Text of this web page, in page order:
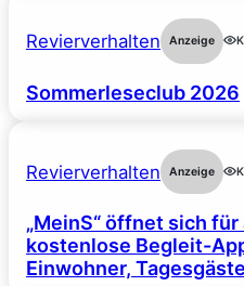
Revierverhalten Anzeige
Sommerleseclub 2026
Revierverhalten Anzeige
„MeinS“ öffnet sich
kostenlose Begleit-
Einwohner,